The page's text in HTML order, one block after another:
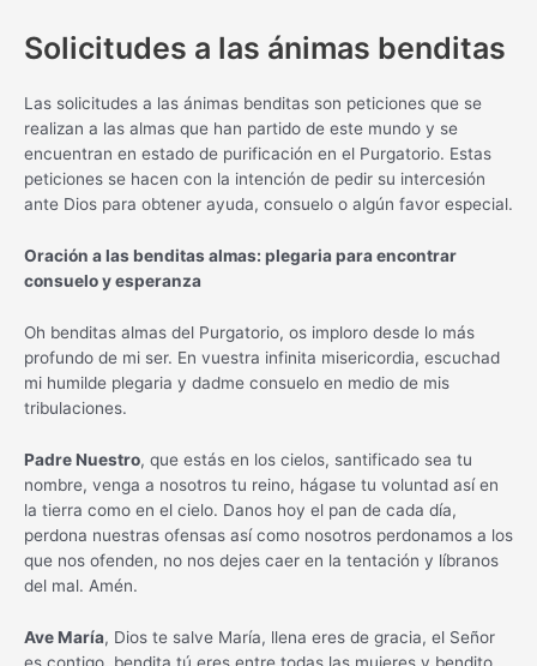
Solicitudes a las ánimas benditas
Las solicitudes a las ánimas benditas son peticiones que se
realizan a las almas que han partido de este mundo y se
encuentran en estado de purificación en el Purgatorio. Estas
peticiones se hacen con la intención de pedir su intercesión
ante Dios para obtener ayuda, consuelo o algún favor especial.
Oración a las benditas almas: plegaria para encontrar
consuelo y esperanza
Oh benditas almas del Purgatorio, os imploro desde lo más
profundo de mi ser. En vuestra infinita misericordia, escuchad
mi humilde plegaria y dadme consuelo en medio de mis
tribulaciones.
Padre Nuestro, que estás en los cielos, santificado sea tu
nombre, venga a nosotros tu reino, hágase tu voluntad así en
la tierra como en el cielo. Danos hoy el pan de cada día,
perdona nuestras ofensas así como nosotros perdonamos a los
que nos ofenden, no nos dejes caer en la tentación y líbranos
del mal. Amén.
Ave María, Dios te salve María, llena eres de gracia, el Señor
es contigo, bendita tú eres entre todas las mujeres y bendito